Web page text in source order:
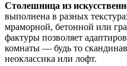
Столешница из
выполнена в разных
мраморной, бетонной или
фактуры позволяет
комнаты — будь то
неоклассика или лофт.